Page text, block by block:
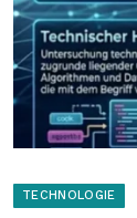
TECHNOLOGIE